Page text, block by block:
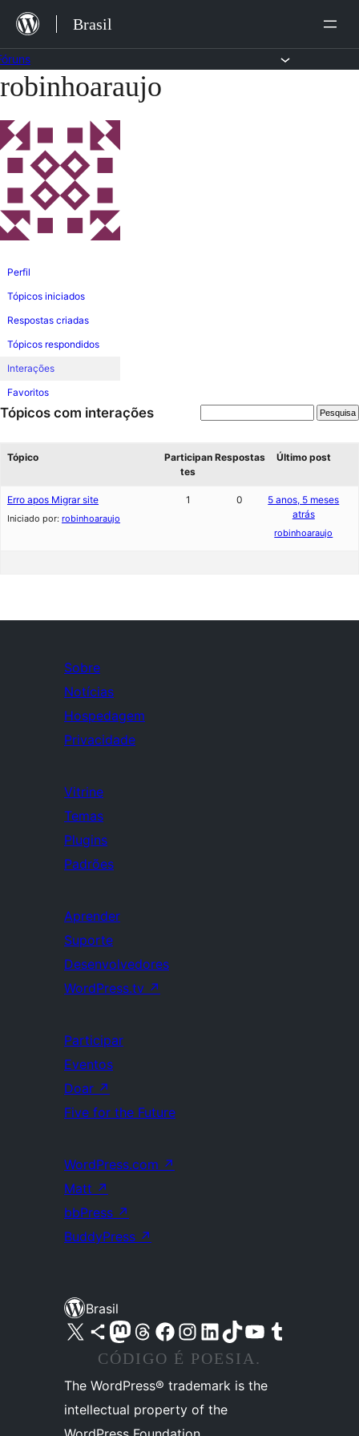
para
o
conteúdo
Brasil
Pular
conteúdo
robinhoaraujo
Perfil
Tópicos iniciados
Respostas criadas
Tópicos respondidos
Interações
Favoritos
Tópicos com interações
Tópico
Participan
tes
Respostas Último post
Erro apos Migrar site
Iniciado por: robinhoaraujo
1 0
5 anos, 5 meses
atrás
robinhoaraujo
Sobre
Notícias
Hospedagem
Privacidade
Vitrine
Temas
Plugins
Padrões
Aprender
Suporte
Desenvolvedores
WordPress.tv ↗
Participar
Eventos
Doar ↗
Five for the Future
WordPress.com ↗
Matt ↗
bbPress ↗
BuddyPress ↗
Brasil
Acessar nossa conta do X (antigo Twitter)
Acessar nossa conta do Bluesky
Acessar nossa conta do Mastodon
Acessar nossa conta do Threads
Acessar nossa página do Facebook
Acessar nossa conta do Instagram
Acessar nossa conta do LinkedIn
Acessar nossa conta do TikTok
Acessar nosso canal do YouTube
Acessar nossa conta no Tumblr
CÓDIGO É POESIA.
The WordPress® trademark is the
intellectual property of the